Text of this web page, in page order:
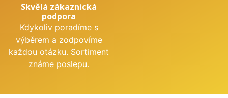
Skvělá zákaznická
podpora
Kdykoliv poradíme s
výběrem a zodpovíme
každou otázku. Sortiment
známe poslepu.